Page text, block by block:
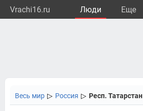
Vrachi16.ru Люди Eще
Весь мир ▷ Россия ▷ Респ. Татарстан